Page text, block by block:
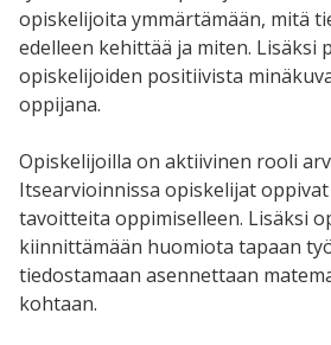
opiskelijoita ymmärtämään, mitä
edelleen kehittää ja miten. Lisäksi
opiskelijoiden positiivista
oppijana.
Opiskelijoilla on aktiivinen rooli
Itsearvioinnissa opiskelijat
tavoitteita oppimiselleen. Lisäksi
kiinnittämään huomiota tapaan
tiedostamaan asennettaan
kohtaan.